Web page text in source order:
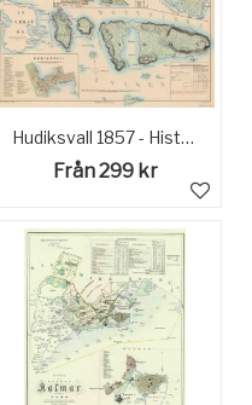
Hudiksvall 1857 - Historisk Karta
Från 299 kr